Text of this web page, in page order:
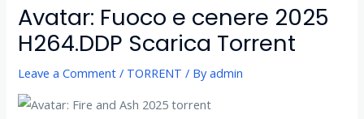
Avatar: Fuoco e cenere 2025
H264.DDP Scarica Torrent
Leave a Comment / TORRENT / Byadmin